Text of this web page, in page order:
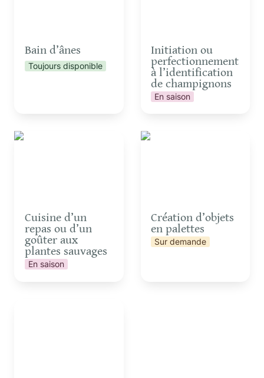
Bain d’ânes
Toujours disponible
Initiation ou
perfectionnement
à l’identification
de champignons
En saison
Cuisine d’un repas ou
Cuisine d’un
repas ou d’un
goûter aux
plantes sauvages
En saison
Création d’objets en
Création d’objets
en palettes
Sur demande